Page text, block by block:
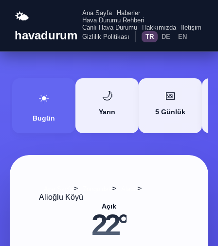
🌤️
havadurum
Ana Sayfa
Haberler
Hava Durumu Rehberi
Canlı Hava Durumu
Hakkımızda
İletişim
Gizlilik Politikası
TR DE EN
☀️
Bugün
🌙
Yarın
📅
5 Günlük
> >
>
Alioğlu Köyü
Açık
22°